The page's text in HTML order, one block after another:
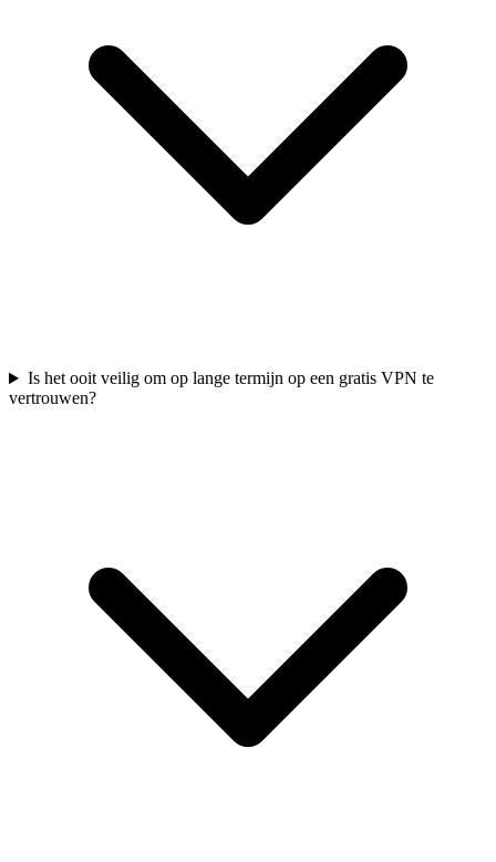
Is het ooit veilig om op lange termijn op een gratis VPN te
vertrouwen?